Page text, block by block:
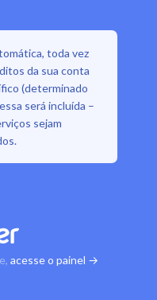
toda vez
da sua conta
(determinado
será incluída –
sejam
acesse o painel →